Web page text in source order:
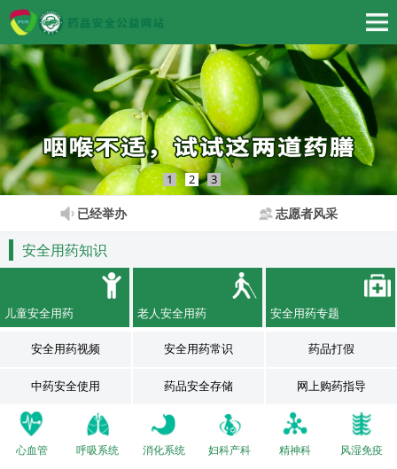
1 2 3
已经举办 志愿者风采
安全用药知识
儿童安全用药 老人安全用药 安全用药专题
安全用药视频 安全用药常识 药品打假
中药安全使用 药品安全存储 网上购药指导
心血管 呼吸系统 消化系统 妇科产科 精神科 风湿免疫